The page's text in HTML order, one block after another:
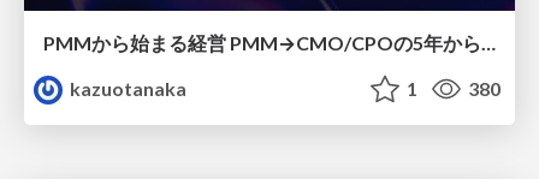
kazuotanaka
1 380